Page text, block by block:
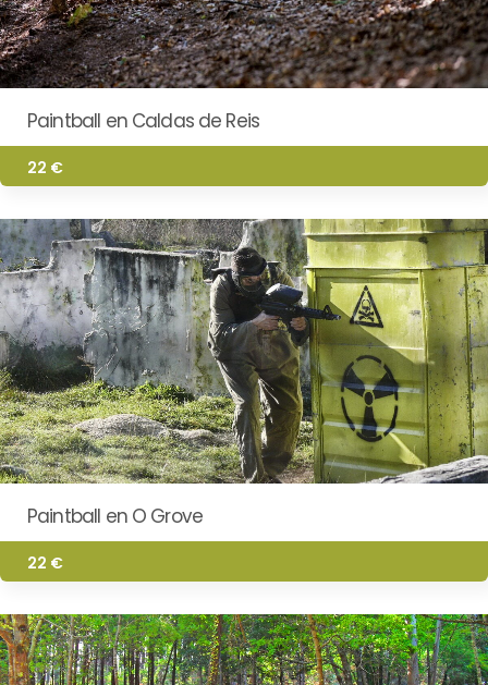
Paintball en Caldas de Reis
22 €
Paintball en O Grove
22 €